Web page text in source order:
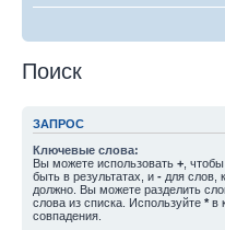
Поиск
ЗАПРОС
Ключевые слова:
Вы можете использовать + ,
быть в результатах, и - для слов,
должно. Вы можете разделить
слова из списка. Используйте * в
совпадения.